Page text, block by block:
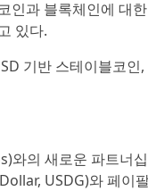
인과 블록체인에 대
있다.
기반 스테이블코인
와의 새로운 파트너
USDG)와 페이